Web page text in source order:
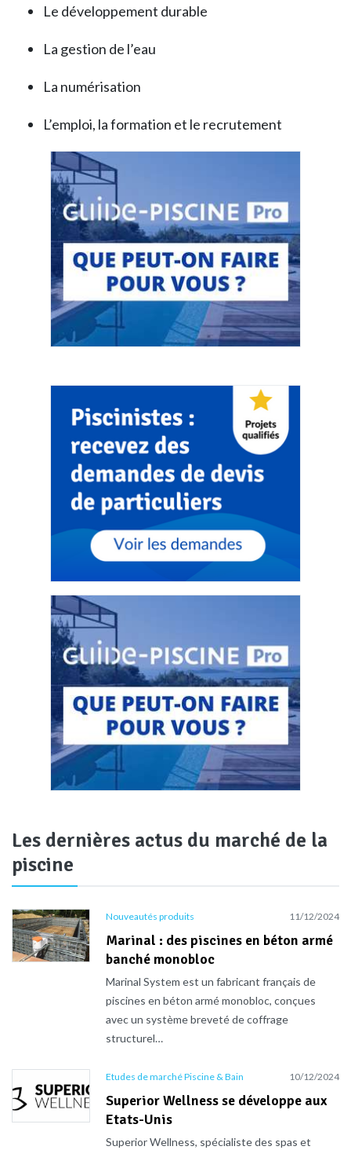
Le développement durable
La gestion de l’eau
La numérisation
L’emploi, la formation et le recrutement
Les dernières actus du marché de la
piscine
Nouveautés produits 11/12/2024
Marinal : des piscines en béton armé
banché monobloc
Marinal System est un fabricant français de
piscines en béton armé monobloc, conçues
avec un système breveté de coffrage
structurel…
Etudes de marché Piscine & Bain 10/12/2024
Superior Wellness se développe aux
Etats-Unis
Superior Wellness, spécialiste des spas et